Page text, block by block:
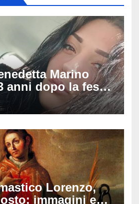
Marino
anni dopo la festa
trovata senza
consorzio, è giallo
Lorenzo,
immagini e